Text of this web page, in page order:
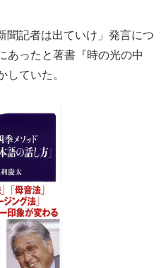
記者は出ていけ」発言につ
あったと著書『時の光の中
ていた。